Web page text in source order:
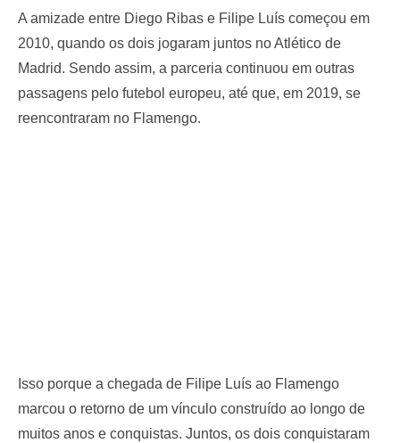
A amizade entre Diego Ribas e Filipe Luís começou em
2010, quando os dois jogaram juntos no Atlético de
Madrid. Sendo assim, a parceria continuou em outras
passagens pelo futebol europeu, até que, em 2019, se
reencontraram no Flamengo.
Isso porque a chegada de Filipe Luís ao Flamengo
marcou o retorno de um vínculo construído ao longo de
muitos anos e conquistas. Juntos, os dois conquistaram